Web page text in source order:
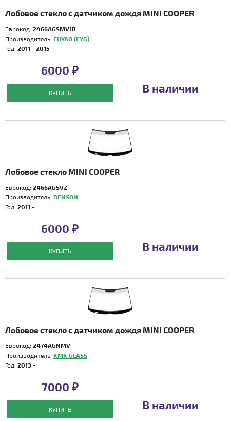
Лобовое стекло с датчиком дождя MINI COOPER
Еврокод: 2466AGSMV1B
Производитель: FUYAO (FYG)
Год: 2011 - 2015
6000 ₽
КУПИТЬ В наличии
Лобовое стекло MINI COOPER
Еврокод: 2466AGSVZ
Производитель: BENSON
Год: 2011 -
6000 ₽
КУПИТЬ В наличии
Лобовое стекло с датчиком дождя MINI COOPER
Еврокод: 2474AGNMV
Производитель: KMK GLASS
Год: 2013 -
7000 ₽
КУПИТЬ В наличии